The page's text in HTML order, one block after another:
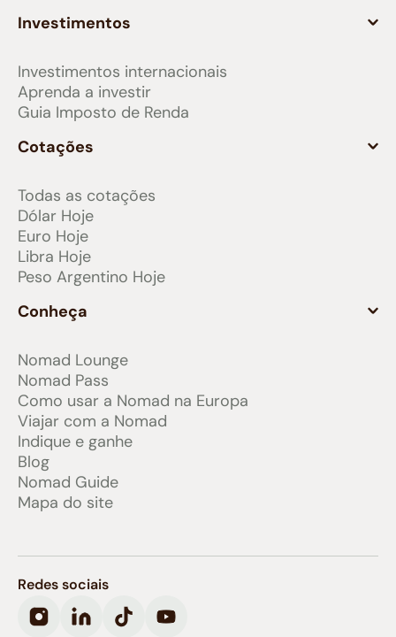
Investimentos
Investimentos internacionais
Aprenda a investir
Guia Imposto de Renda
Cotações
Todas as cotações
Dólar Hoje
Euro Hoje
Libra Hoje
Peso Argentino Hoje
Conheça
Nomad Lounge
Nomad Pass
Como usar a Nomad na Europa
Viajar com a Nomad
Indique e ganhe
Blog
Nomad Guide
Mapa do site
Redes sociais